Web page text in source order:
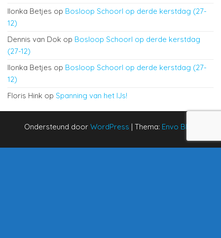
Ilonka Betjes op Bosloop Schoorl op derde kerstdag (27-
12)
Dennis van Dok op Bosloop Schoorl op derde kerstdag
(27-12)
Ilonka Betjes op Bosloop Schoorl op derde kerstdag (27-
12)
Floris Hink op Spanning van het IJs!
Ondersteund door WordPress | Thema: Envo Blog